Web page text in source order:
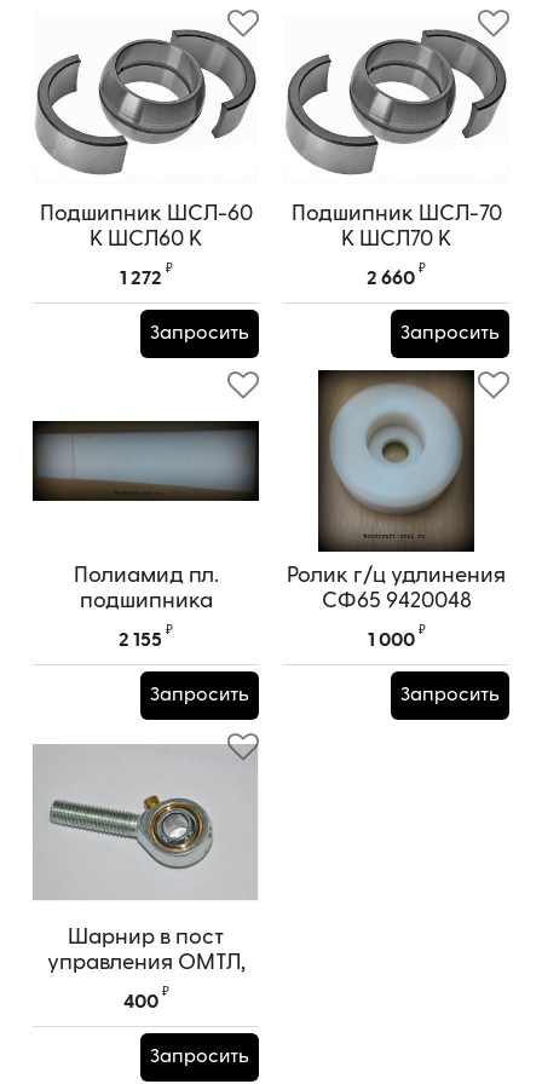
Подшипник ШСЛ-60
К ШСЛ60 К
1 272
₽
Запросить
Подшипник ШСЛ-70
К ШСЛ70 К
2 660
₽
Запросить
Полиамид пл.
подшипника
94240052 (Вкладыш
плоский)
2 155
₽
Запросить
Ролик г/ц удлинения
СФ65 9420048
1 000
₽
Запросить
Шарнир в пост
управления ОМТЛ,
СФ 94357539
400
₽
Запросить